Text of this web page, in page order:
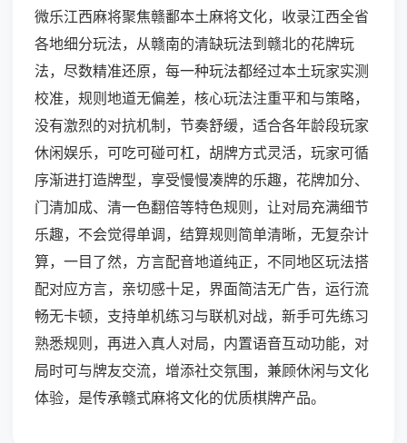
微乐江西麻将聚焦赣鄱本土麻将文化，收录江西全省
各地细分玩法，从赣南的清缺玩法到赣北的花牌玩
法，尽数精准还原，每一种玩法都经过本土玩家实测
校准，规则地道无偏差，核心玩法注重平和与策略，
没有激烈的对抗机制，节奏舒缓，适合各年龄段玩家
休闲娱乐，可吃可碰可杠，胡牌方式灵活，玩家可循
序渐进打造牌型，享受慢慢凑牌的乐趣，花牌加分、
门清加成、清一色翻倍等特色规则，让对局充满细节
乐趣，不会觉得单调，结算规则简单清晰，无复杂计
算，一目了然，方言配音地道纯正，不同地区玩法搭
配对应方言，亲切感十足，界面简洁无广告，运行流
畅无卡顿，支持单机练习与联机对战，新手可先练习
熟悉规则，再进入真人对局，内置语音互动功能，对
局时可与牌友交流，增添社交氛围，兼顾休闲与文化
体验，是传承赣式麻将文化的优质棋牌产品。